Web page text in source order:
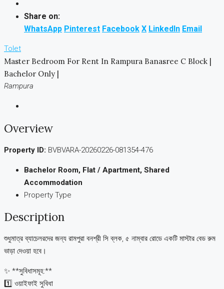
Share on:
WhatsApp Pinterest Facebook X LinkedIn Email
Tolet
Master Bedroom For Rent In Rampura Banasree C Block |
Bachelor Only |
Rampura
Overview
Property ID: BVBVARA-20260226-081354-476
Bachelor Room, Flat / Apartment, Shared
Accommodation
Property Type
Description
শুধুমাত্র ব্যাচেলরদের জন্য রামপুরা বনশ্রী সি ব্লক, ৫ নাম্বার রোডে একটি মাস্টার বেড রুম
ভাড়া দেওয়া হবে।
✨ **সুবিধাসমূহ:**
1️⃣ ওয়াইফাই সুবিধা